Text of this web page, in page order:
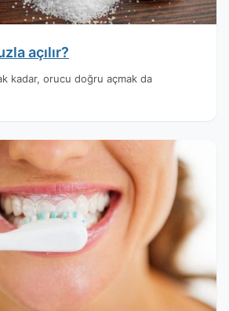
açılır?
kadar, orucu doğru açmak da